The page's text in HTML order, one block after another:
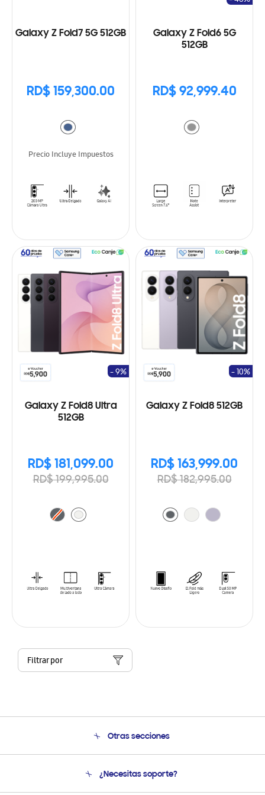
Galaxy Z Fold7 5G 512GB
RD$ 159,300.00
Precio Incluye Impuestos
Galaxy Z Fold6 5G
512GB
RD$ 92,999.40
Galaxy Z Fold8 Ultra
512GB
RD$ 181,099.00
RD$ 199,995.00
- 9%
Galaxy Z Fold8 512GB
RD$ 163,999.00
RD$ 182,995.00
- 10%
Filtrar por
Otras secciones
Soporte
¿Necesitas soporte?